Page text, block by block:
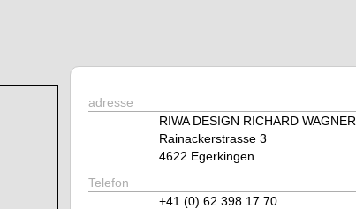
adresse
RIWA DESIGN RICHARD WAGNER
Rainackerstrasse 3
4622 Egerkingen
Telefon
+41 (0) 62 398 17 70